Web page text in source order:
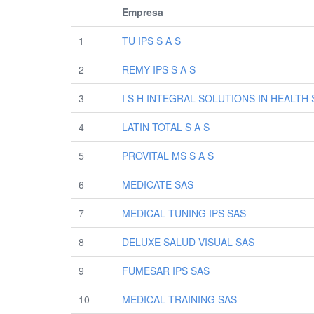
Empresa
1 TU IPS S A S
2 REMY IPS S A S
3 I S H INTEGRAL SOLUTIONS IN HEALTH
4 LATIN TOTAL S A S
5 PROVITAL MS S A S
6 MEDICATE SAS
7 MEDICAL TUNING IPS SAS
8 DELUXE SALUD VISUAL SAS
9 FUMESAR IPS SAS
10 MEDICAL TRAINING SAS